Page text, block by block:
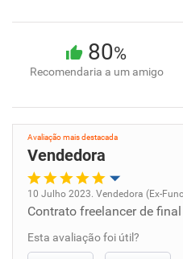
80%
Recomendaria a um amigo
Avaliação mais destacada
Vendedora
Oportunidade de promoção
Ambiente de trabalho
10 Julho 2023. Vendedora (Ex-
Contrato freelancer de
Esta avaliação foi útil?